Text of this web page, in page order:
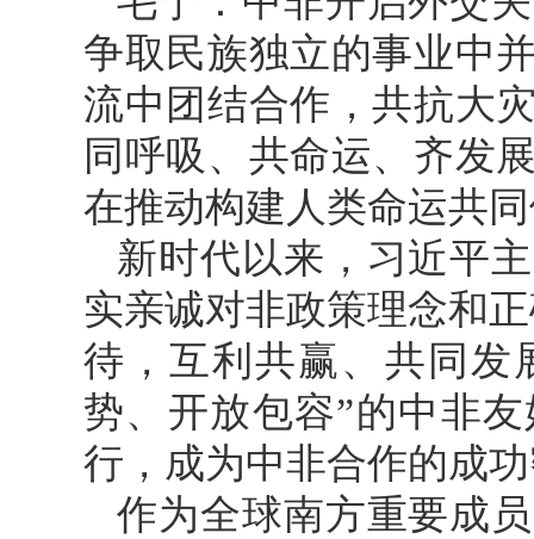
争取民族独立的事业中
流中团结合作，共抗大
同呼吸、共命运、齐发
在推动构建人类命运共
新时代以来，习近平
实亲诚对非政策理念和
待，互利共赢、共同发
势、开放包容”的中非
行，成为中非合作的成
作为全球南方重要成